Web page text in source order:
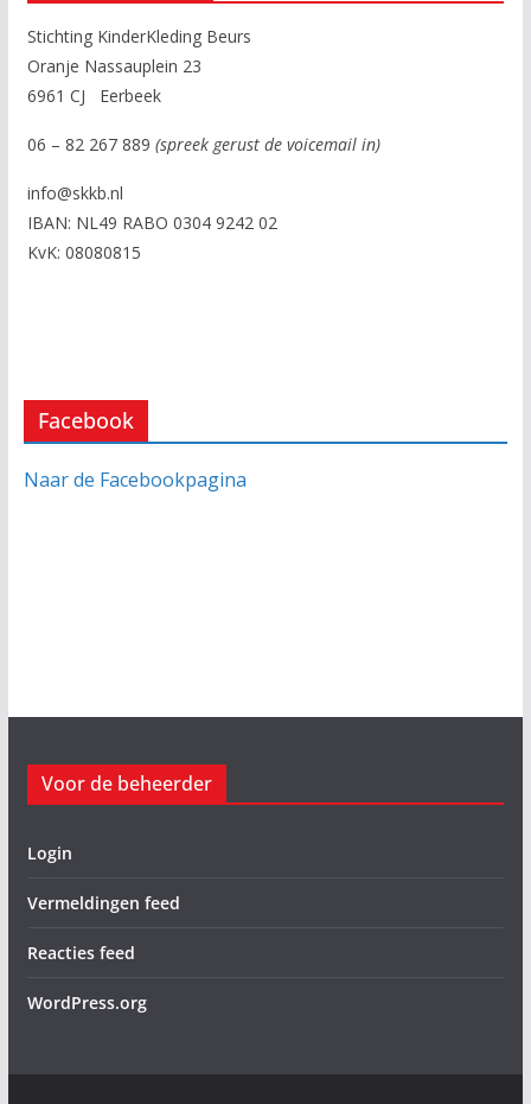
Stichting KinderKleding Beurs
Oranje Nassauplein 23
6961 CJ Eerbeek
06 – 82 267 889 (spreek gerust de voicemail in)
info@skkb.nl
IBAN: NL49 RABO 0304 9242 02
KvK: 08080815
Facebook
Naar de Facebookpagina
Voor de beheerder
Login
Vermeldingen feed
Reacties feed
WordPress.org